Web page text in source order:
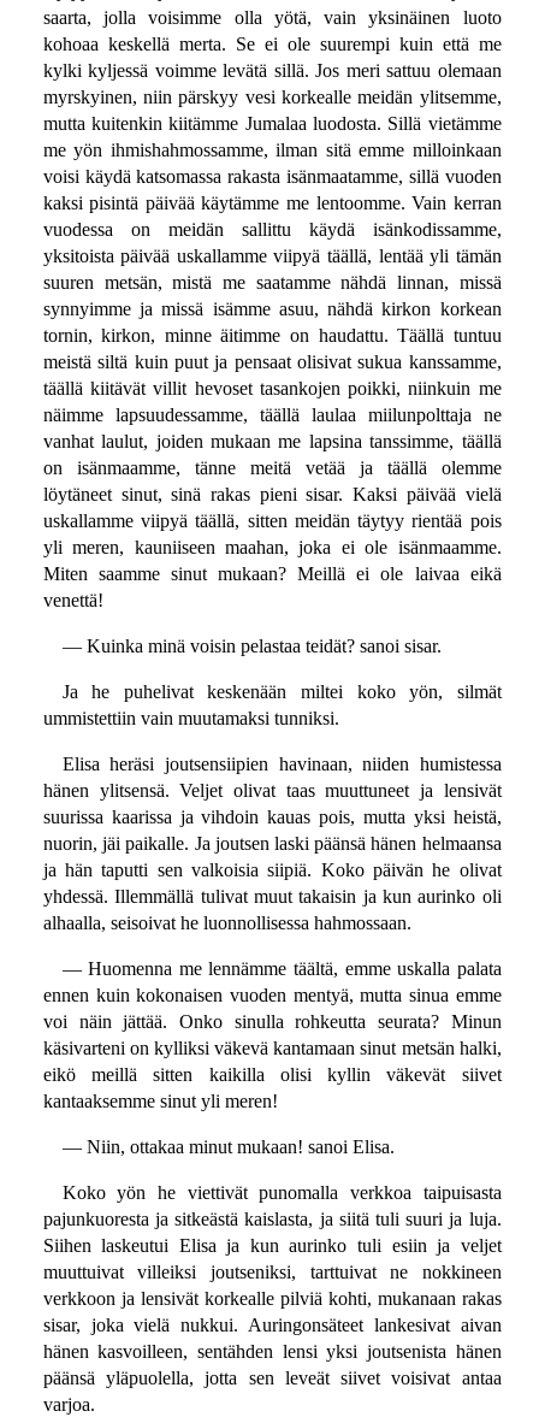
saarta, jolla voisimme olla yötä, vain yksinäinen luoto
kohoaa keskellä merta. Se ei ole suurempi kuin että me
kylki kyljessä voimme levätä sillä. Jos meri sattuu olemaan
myrskyinen, niin pärskyy vesi korkealle meidän ylitsemme,
mutta kuitenkin kiitämme Jumalaa luodosta. Sillä vietämme
me yön ihmishahmossamme, ilman sitä emme milloinkaan
voisi käydä katsomassa rakasta isänmaatamme, sillä vuoden
kaksi pisintä päivää käytämme me lentoomme. Vain kerran
vuodessa on meidän sallittu käydä isänkodissamme,
yksitoista päivää uskallamme viipyä täällä, lentää yli tämän
suuren metsän, mistä me saatamme nähdä linnan, missä
synnyimme ja missä isämme asuu, nähdä kirkon korkean
tornin, kirkon, minne äitimme on haudattu. Täällä tuntuu
meistä siltä kuin puut ja pensaat olisivat sukua kanssamme,
täällä kiitävät villit hevoset tasankojen poikki, niinkuin me
näimme lapsuudessamme, täällä laulaa miilunpolttaja ne
vanhat laulut, joiden mukaan me lapsina tanssimme, täällä
on isänmaamme, tänne meitä vetää ja täällä olemme
löytäneet sinut, sinä rakas pieni sisar. Kaksi päivää vielä
uskallamme viipyä täällä, sitten meidän täytyy rientää pois
yli meren, kauniiseen maahan, joka ei ole isänmaamme.
Miten saamme sinut mukaan? Meillä ei ole laivaa eikä
venettä!
— Kuinka minä voisin pelastaa teidät? sanoi sisar.
Ja he puhelivat keskenään miltei koko yön, silmät
ummistettiin vain muutamaksi tunniksi.
Elisa heräsi joutsensiipien havinaan, niiden humistessa
hänen ylitsensä. Veljet olivat taas muuttuneet ja lensivät
suurissa kaarissa ja vihdoin kauas pois, mutta yksi heistä,
nuorin, jäi paikalle. Ja joutsen laski päänsä hänen helmaansa
ja hän taputti sen valkoisia siipiä. Koko päivän he olivat
yhdessä. Illemmällä tulivat muut takaisin ja kun aurinko oli
alhaalla, seisoivat he luonnollisessa hahmossaan.
— Huomenna me lennämme täältä, emme uskalla palata
ennen kuin kokonaisen vuoden mentyä, mutta sinua emme
voi näin jättää. Onko sinulla rohkeutta seurata? Minun
käsivarteni on kylliksi väkevä kantamaan sinut metsän halki,
eikö meillä sitten kaikilla olisi kyllin väkevät siivet
kantaaksemme sinut yli meren!
— Niin, ottakaa minut mukaan! sanoi Elisa.
Koko yön he viettivät punomalla verkkoa taipuisasta
pajunkuoresta ja sitkeästä kaislasta, ja siitä tuli suuri ja luja.
Siihen laskeutui Elisa ja kun aurinko tuli esiin ja veljet
muuttuivat villeiksi joutseniksi, tarttuivat ne nokkineen
verkkoon ja lensivät korkealle pilviä kohti, mukanaan rakas
sisar, joka vielä nukkui. Auringonsäteet lankesivat aivan
hänen kasvoilleen, sentähden lensi yksi joutsenista hänen
päänsä yläpuolella, jotta sen leveät siivet voisivat antaa
varjoa.